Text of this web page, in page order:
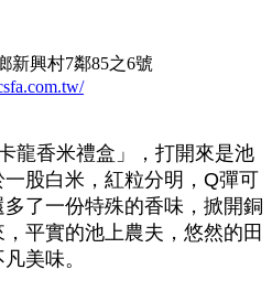
新興村7鄰85之6號
龍香米禮盒」，打開來是池
股白米 ， 紅粒分明，Q彈可
了一份特殊的香味，掀開銅
平實的池上農夫，悠然的田
美味。